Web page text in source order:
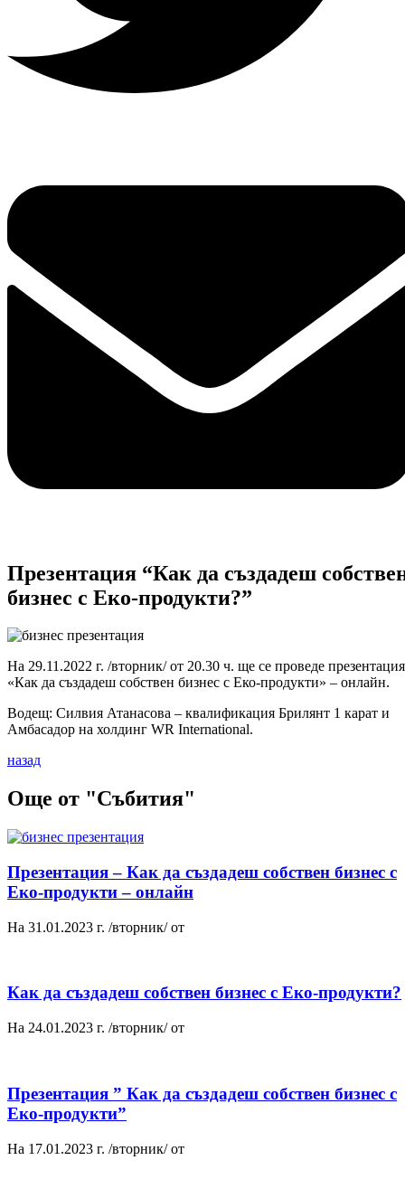
Презентация “Как да създадеш
бизнес с Еко-продукти?”
На 29.11.2022 г. /вторник/ от 20.30 ч. ще се проведе презентация
«Как да създадеш собствен бизнес с Еко-продукти» – онлайн.
Водещ: Силвия Атанасова – квалификация Брилянт 1 карат и
Амбасадор на холдинг WR International.
назад
Още от "Събития"
Презентация – Как да създадеш собствен бизнес с
Еко-продукти – онлайн
На 31.01.2023 г. /вторник/ от
Как да създадеш собствен бизнес с Еко-продукти?
На 24.01.2023 г. /вторник/ от
Презентация ” Как да създадеш собствен бизнес с
Еко-продукти”
На 17.01.2023 г. /вторник/ от